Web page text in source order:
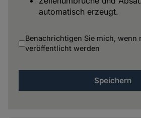
automatisch erzeugt.
Benachrichtigen Sie mich, wenn
veröffentlicht werden